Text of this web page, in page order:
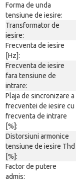
Forma de unda
tensiune de iesire:
Transformator de
iesire:
Frecventa de iesire
[Hz]:
Frecventa de iesire
fara tensiune de
intrare:
Plaja de sincronizare a
frecventei de iesire cu
frecventa de intrare
[%]:
Distorsiuni armonice
tensiune de iesire Thd
[%]:
Factor de putere
admis: